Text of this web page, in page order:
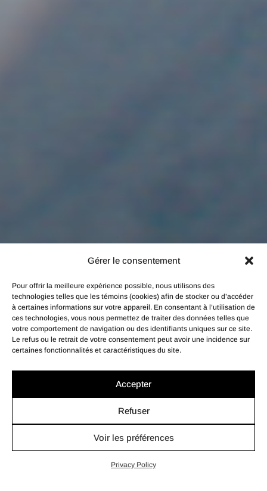
Gérer le consentement
Pour offrir la meilleure expérience possible, nous utilisons des
technologies telles que les témoins (cookies) afin de stocker ou d’accéder
à certaines informations sur votre appareil. En consentant à l’utilisation de
ces technologies, vous nous permettez de traiter des données telles que
votre comportement de navigation ou des identifiants uniques sur ce site.
Le refus ou le retrait de votre consentement peut avoir une incidence sur
certaines fonctionnalités et caractéristiques du site.
Accepter
Refuser
Voir les préférences
Privacy Policy